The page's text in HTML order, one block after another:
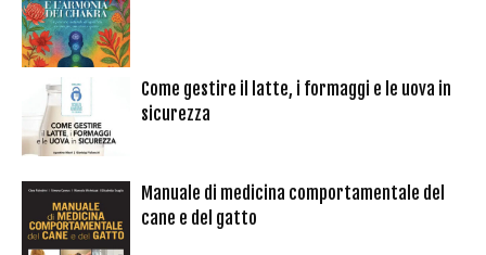
Come gestire il latte, i formaggi e le uova in
sicurezza
Manuale di medicina comportamentale del
cane e del gatto